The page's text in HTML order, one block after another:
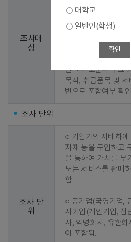
조사대
상
○ 2차 선정 : 신규기업
  - 1단계 : 바이오산업 분류코드(KS J 1009) 연
계 한국표준산업분
반 바이오분야 주요
목적, 취급품목 및 서
반으로 포함여부 확인
조사 단위
조사 단
위
○ 기업가의 지배하
자재 등을 구입하고
을 통하여 가치를 부
또는 서비스를 판매
함.
○ 공기업(국영기업,
사기업(개인기업, 집
사, 익명회사, 유한
이 포함됨.
대학교
일반인(학생)
확인